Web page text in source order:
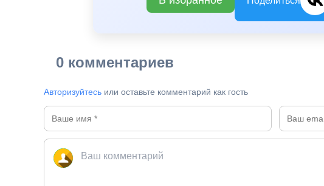
0 комментариев
Авторизуйтесь или оставьте комментарий как гость